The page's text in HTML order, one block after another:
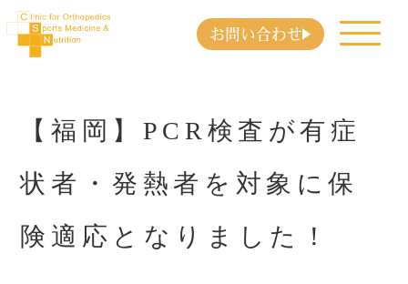
お問い合わせ
【福岡】PCR検査が有症
状者・発熱者を対象に保
険適応となりました！